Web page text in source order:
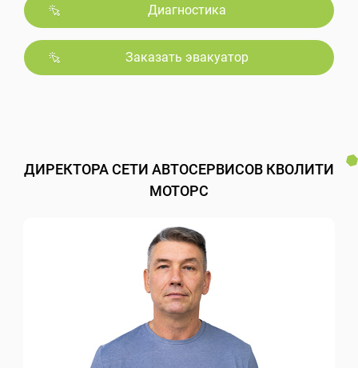
Диагностика
Заказать эвакуатор
ДИРЕКТОРА СЕТИ АВТОСЕРВИСОВ КВОЛИТИ
МОТОРС